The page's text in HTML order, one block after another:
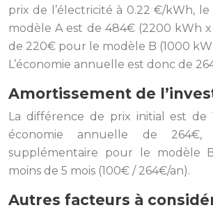
prix de l’électricité à 0.22 €/kWh,
modèle A est de 484€ (2200 kWh
de 220€ pour le modèle B (1000
L’économie annuelle est donc de
Amortissement de
La différence de prix initial est de
économie annuelle de 264€,
supplémentaire pour le modèle
moins de 5 mois (100€ / 264€/an).
Autres facteurs à